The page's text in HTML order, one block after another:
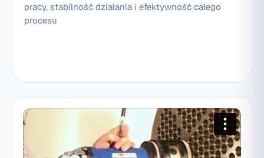
pracy, stabilność działania i efektywność całego
procesu